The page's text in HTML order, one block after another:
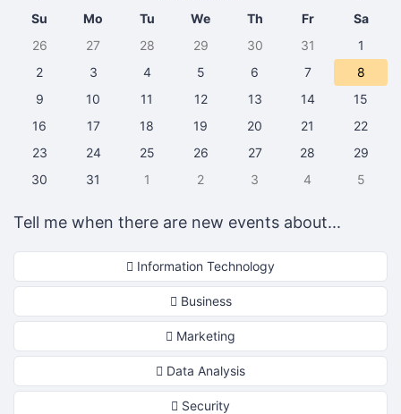
Su
Mo Tu We Th Fr
Sa
26
27 28 29 30 31
1
2
3 4 5 6 7
8
9
10 11 12 13 14
15
16
17 18 19 20 21
22
23
24 25 26 27 28
29
30
31 1 2 3 4 5
Tell me when there are new events about...
Information Technology
Business
Marketing
Data Analysis
Security